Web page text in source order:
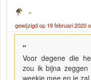
-
gewijzigd op 19 februari 2020
"
Voor degene die
zou ik bijna
weekje mee en je